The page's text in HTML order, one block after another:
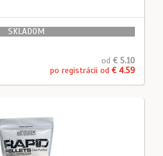
SKLADOM
od € 5.10
po registrácii od € 4.59